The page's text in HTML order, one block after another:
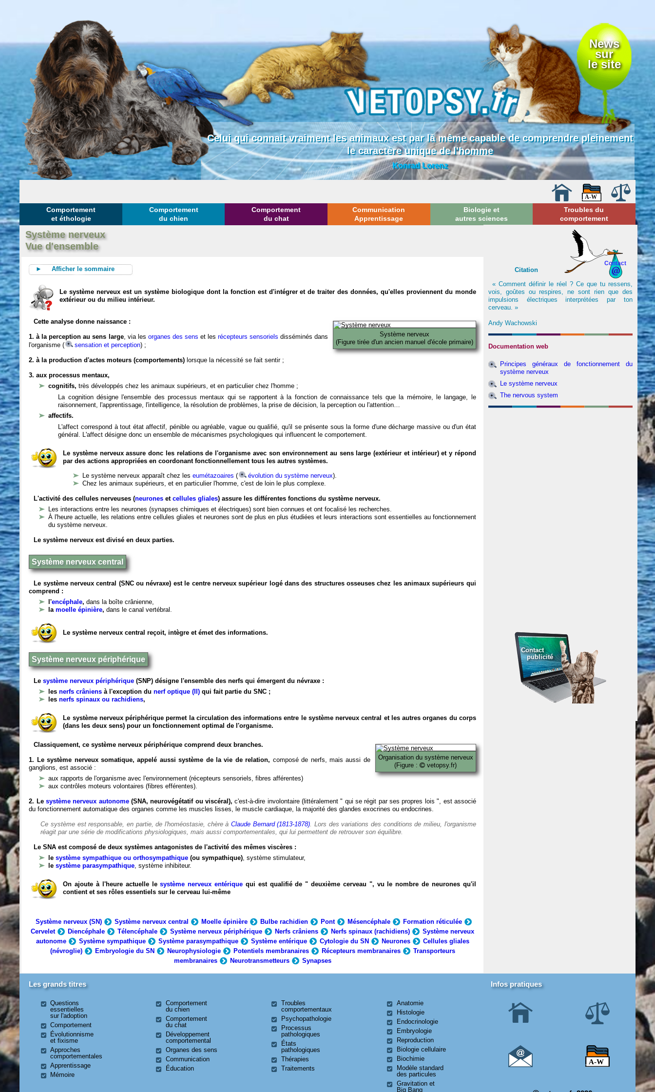
News
sur
le site
Celui qui connait vraiment les animaux est par là même capable de comprendre pleinement
le caractère unique de l'homme
Konrad Lorenz
Comportement
et éthologie
Comportement
du chien
Comportement
du chat
Communication
Apprentissage
Biologie et
autres sciences
Troubles du
comportement
Système nerveux
Vue d'ensemble
► Afficher le sommaire
Le système nerveux est un système biologique dont la fonction est d'intégrer et de traiter des données, qu'elles proviennent du monde
extérieur ou du milieu intérieur.
Système nerveux
(Figure tirée d'un ancien manuel d'école primaire)
Cette analyse donne naissance :
1. à la perception au sens large, via les organes des sens et les récepteurs sensoriels disséminés dans
l'organisme (
sensation et perception) ;
2. à la production d'actes moteurs (comportements) lorsque la nécessité se fait sentir ;
3. aux processus mentaux,
cognitifs,très développés chez les animaux supérieurs, et en particulier chez l'homme ;
La cognition désigne l'ensemble des processus mentaux qui se rapportent à la fonction de connaissance tels que la mémoire, le langage, le
raisonnement, l'apprentissage, l'intelligence, la résolution de problèmes, la prise de décision, la perception ou l'attention…
affectifs.
L'affect correspond à tout état affectif, pénible ou agréable, vague ou qualifié, qu'il se présente sous la forme d'une décharge massive ou d'un état
général. L'affect désigne donc un ensemble de mécanismes psychologiques qui influencent le comportement.
Le système nerveux assure donc les relations de l'organisme avec son environnement au sens large (extérieur et intérieur) et y répond
par des actions appropriées en coordonant fonctionnellement tous les autres systèmes.
Le système nerveux apparaît chez leseumétazoaires ( évolution du système nerveux).
Chez les animaux supérieurs, et en particulier l'homme, c'est de loin le plus complexe.
L'activité des cellules nerveuses (neurones etcellules gliales) assure les différentes fonctions du système nerveux.
Les interactions entre les neurones (synapses chimiques et électriques) sont bien connues et ont focalisé les recherches.
À l'heure actuelle, les relations entre cellules gliales et neurones sont de plus en plus étudiées et leurs interactions sont essentielles au fonctionnement
du système nerveux.
Le système nerveux est divisé en deux parties.
Système nerveux central
Le système nerveux central (SNC ou névraxe) est le centre nerveux supérieur logé dans des structures osseuses chez les animaux supérieurs qui
comprend :
l'encéphale,dans la boîte crânienne,
lamoelle épinière,dans le canal vertébral.
Le système nerveux central reçoit, intègre et émet des informations.
Système nerveux périphérique
Lesystème nerveux périphérique (SNP) désigne l'ensemble des nerfs qui émergent du névraxe :
lesnerfs crâniens à l'exception du nerf optique (II) qui fait partie du SNC ;
lesnerfs spinaux ou rachidiens,
Le système nerveux périphérique permet la circulation des informations entre le système nerveux central et les autres organes du corps
(dans les deux sens) pour un fonctionnement optimal de l'organisme.
Organisation du système nerveux
(Figure :
vetopsy.fr)
Classiquement, ce système nerveux périphérique comprend deux branches.
1. Le système nerveux somatique, appelé aussi système de la vie de relation, composé de nerfs, mais aussi de
ganglions, est associé :
aux rapports de l'organisme avec l'environnement (récepteurs sensoriels, fibres afférentes)
aux contrôles moteurs volontaires (fibres efférentes).
2. Le système nerveux autonome(SNA, neurovégétatif ou viscéral), c'est-à-dire involontaire (littéralement " qui se régit par ses propres lois ", est associé
du fonctionnement automatique des organes comme les muscles lisses, le muscle cardiaque, la majorité des glandes exocrines ou endocrines.
Ce système est responsable, en partie, de l'homéostasie, chère àClaude Bernard (1813-1878). Lors des variations des conditions de milieu, l'organisme
réagit par une série de modifications physiologiques, mais aussi comportementales, qui lui permettent de retrouver son équilibre.
Le SNA est composé de deux systèmes antagonistes de l'activité des mêmes viscères :
lesystème sympathique ou orthosympathique (ou sympathique), système stimulateur,
lesystème parasympathique, système inhibiteur.
On ajoute à l'heure actuelle lesystème nerveux entérique qui est qualifié de " deuxième cerveau ", vu le nombre de neurones qu'il
contient et ses rôles essentiels sur le cerveau lui-même
Système nerveux (SN) Système nerveux central Moelle épinière Bulbe rachidien Pont Mésencéphale
Formation réticulée
Cervelet
Diencéphale Télencéphale Système nerveux périphérique Nerfs crâniens Nerfs spinaux (rachidiens)
Système nerveux
autonome
Système sympathique Système parasympathique Système entérique Cytologie du SN Neurones
Cellules gliales
(névroglie)
Embryologie du SN Neurophysiologie Potentiels membranaires Récepteurs membranaires
Transporteurs
membranaires
Neurotransmetteurs Synapses
Contact
Citation
« Comment définir le réel ? Ce que tu ressens,
vois, goûtes ou respires, ne sont rien que des
impulsions électriques interprétées par ton
cerveau. »
Andy Wachowski
Documentation web
Principes généraux de fonctionnement du
système nerveux
Le système nerveux
The nervous system
Contact
publicité
Les grands titres
Questions
essentielles
sur l'adoption
Comportement
Évolutionnisme
et fixisme
Approches
comportementales
Apprentissage
Mémoire
Comportement
du chien
Comportement
du chat
Développement
comportemental
Organes des sens
Communication
Éducation
Troubles
comportementaux
Psychopathologie
Processus
pathologiques
États
pathologiques
Thérapies
Traitements
Anatomie
Histologie
Endocrinologie
Embryologie
Reproduction
Biologie cellulaire
Biochimie
Modèle standard
des particules
Gravitation et
Big Bang
Infos pratiques